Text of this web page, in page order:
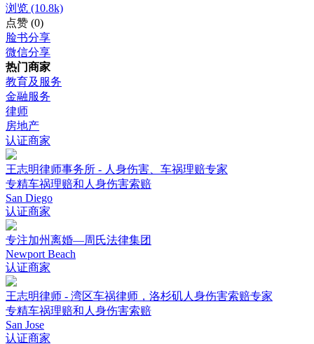
浏览 (10.8k)
点赞 (0)
脸书分享
微信分享
热门商家
教育及服务
金融服务
律师
房地产
认证商家
王志明律师事务所 - 人身伤害、车祸理赔专家
专精车祸理赔和人身伤害索赔
San Diego
认证商家
专注加州离婚—周氏法律集团
Newport Beach
认证商家
王志明律师 - 湾区车祸律师，洛杉矶人身伤害索赔专家
专精车祸理赔和人身伤害索赔
San Jose
认证商家